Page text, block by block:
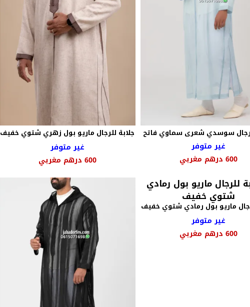
سوسدي شعرى سماوي فاتح
غير متوفر
السعر
هو:
750 درهم
مغربي.
600 درهم مغربيالسعر
هو:
600 درهم
مغربي.
جلابة للرجال ماريو بول زهري شتوي خفيف
غير متوفر
600 درهم مغربي
ماريو بول رمادي شتوي خفيف
غير متوفر
600 درهم مغربي